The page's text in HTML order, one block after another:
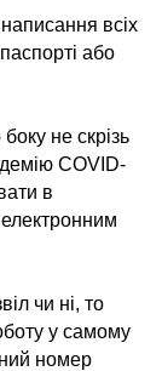
всіх
або
не скрізь
COVID-
в
чи ні, то
у самому
номер